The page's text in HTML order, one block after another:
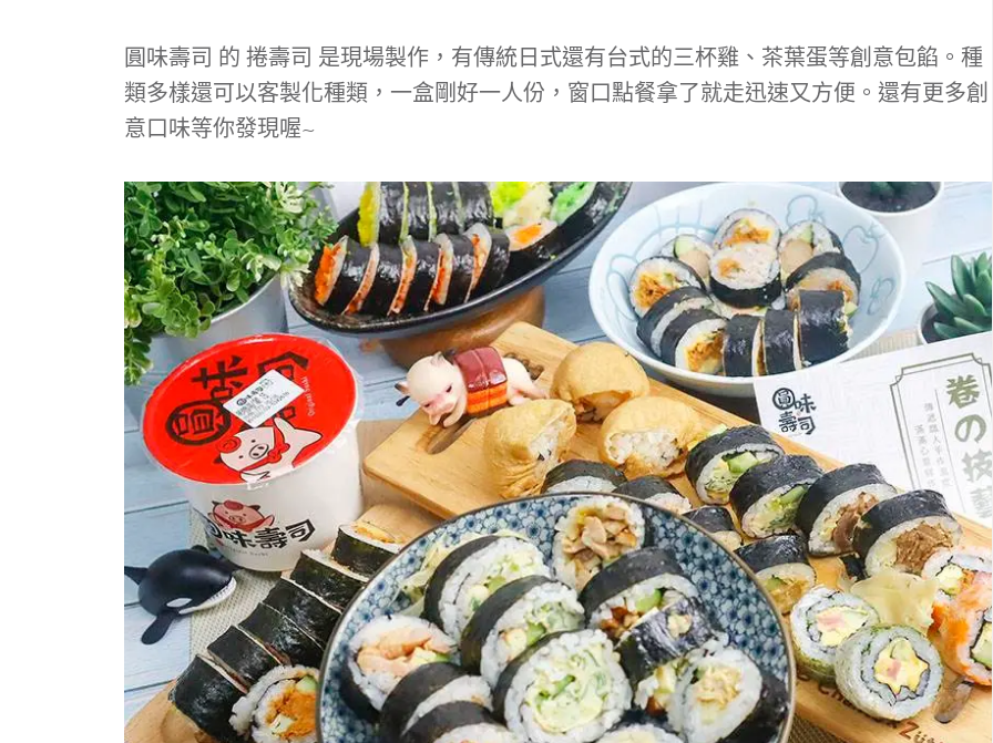
圓味壽司 的 捲壽司 是現場製作，有傳統日式還有台式的三杯雞、茶葉蛋等創意包餡。種
類多樣還可以客製化種類，一盒剛好一人份，窗口點餐拿了就走迅速又方便。還有更多創
意口味等你發現喔~